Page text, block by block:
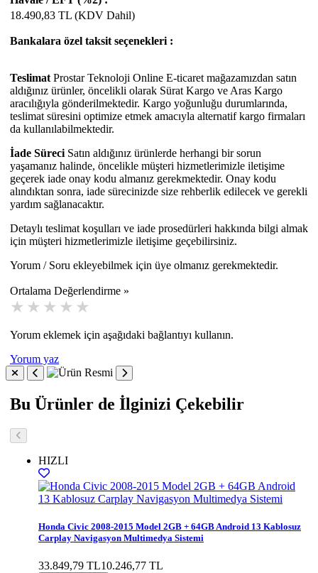
18.490,83 TL (KDV Dahil)
Bankalara özel taksit seçenekleri :
Teslimat Prostar Teknoloji Online E-ticaret mağazamızdan satın
aldığınız ürünler, öncelikli olarak Sürat Kargo ve Aras Kargo
aracılığıyla gönderilmektedir. Kargo yoğunluğu durumlarında,
teslimat süresini optimize etmek amacıyla alternatif kargo firmaları
da kullanılabilmektedir.
İade Süreci Satın aldığınız ürünlerde herhangi bir sorun
yaşamanız halinde, öncelikle müşteri hizmetlerimizle iletişime
geçerek iade onay kodu almanız gerekmektedir. Onay kodu
alındıktan sonra, iade sürecinizde size rehberlik edilecek ve gerekli
yardım sağlanacaktır.
Detaylı teslimat koşulları ve iade prosedürleri hakkında bilgi almak
için müşteri hizmetlerimizle iletişime geçebilirsiniz.
Yorum / Soru ekleyebilmek için üye olmanız gerekmektedir.
Ortalama Değerlendirme »
Yorum eklemek için aşağıdaki bağlantıyı kullanın.
Yorum yaz
Bu Ürünler de İlginizi Çekebilir
HIZLI
Honda Civic 2008-2015 Model 2GB + 64GB Android 13 Kablosuz
Carplay Navigasyon Multimedya Sistemi
33.849,79 TL10.246,77 TL